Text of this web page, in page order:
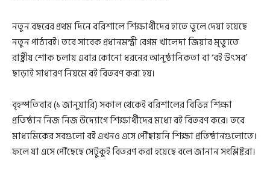
নতুন বছরের প্রথম দিনে বরিশালে শিক্ষার্থীদের হাতে তুলে দেয়া হয়েছে
নতুন পাঠ্যবই। তবে সাবেক প্রধানমন্ত্রী বেগম খালেদা জিয়ার মৃত্যুতে
রাষ্ট্রীয় শোক চলায় এবার কোনো ধরনের আনুষ্ঠানিকতা বা ‘বই উৎসব’
ছাড়াই সাধারণ নিয়মে বই বিতরণ করা হয়।
বৃহস্পতিবার (১ জানুয়ারি) সকাল থেকেই বরিশালের বিভিন্ন শিক্ষা
প্রতিষ্ঠান নিজ নিজ উদ্যোগে শিক্ষার্থীদের মধ্যে বই বিতরণ করে। তবে
মাধ্যমিকের সবগুলো বই এখনও এসে পৌঁছায়নি শিক্ষা প্রতিষ্ঠানগুলোতে।
ফলে যা এসে পৌঁছেছে সেটুকুই বিতরণ করা হয়েছে বলে জানান সংশ্লিষ্টরা।